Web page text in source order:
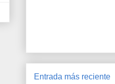
Entrada más reciente